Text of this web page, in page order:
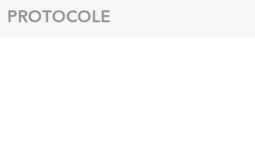
PROTOCOLE